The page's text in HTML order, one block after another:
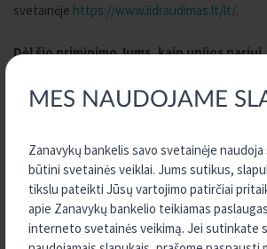
MES NAUDOJAME
Zanavykų bankelis savo svetainėje
būtini svetainės veiklai. Jums sutikus,
tikslu pateikti Jūsų vartojimo patirčiai
apie Zanavykų bankelio teikiamas
interneto svetainės veikimą. Jei sutinkate
svetainėje https://www.iidraudimas.lt/lt/.
Dėl šio priminimo Jums, kaip unijos
APIE MUS
Zanavykų bankelis
Paskolų ir indėlių skaičiuoklės